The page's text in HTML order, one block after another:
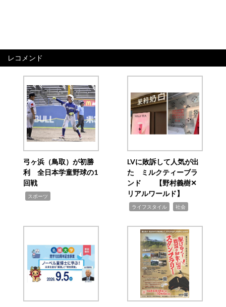
レコメンド
弓ヶ浜（鳥取）が初勝
利 全日本学童野球の1
回戦
スポーツ
LVに敗訴して人気が出
た ミルクティーブラ
ンド 【野村義樹✕
リアルワールド】
ライフスタイル 社会